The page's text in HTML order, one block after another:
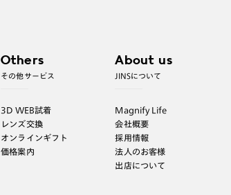
Others
その他サービス
3D WEB試着
レンズ交換
オンラインギフト
価格案内
About us
JINSについて
Magnify Life
会社概要
採用情報
法人のお客様
出店について